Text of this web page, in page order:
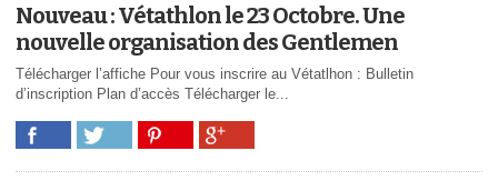
Nouveau : Vétathlon le 23 Octobre. Une
nouvelle organisation des Gentlemen
Télécharger l’affiche Pour vous inscrire au Vétatlhon : Bulletin
d’inscription Plan d’accès Télécharger le...